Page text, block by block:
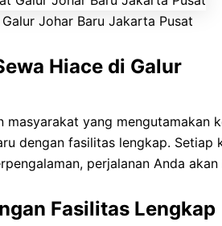
Johar Baru Jakarta Pusat
Hiace di Galur
masyarakat yang mengutamakan
dengan fasilitas lengkap.
perjalanan Anda
Fasilitas Lengkap